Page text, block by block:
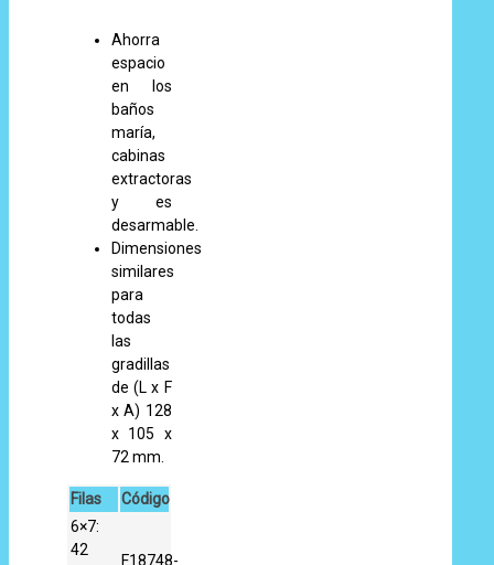
Ahorra
espacio
en los
baños
maría,
cabinas
extractoras
y es
desarmable.
Dimensiones
similares
para
todas
las
gradillas
de (L x F
x A) 128
x 105 x
72 mm.
Filas
Código
6×7:
42
F18748-